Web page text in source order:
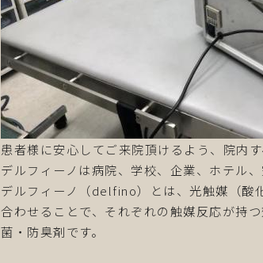
患者様に安心してご来院頂けるよう、院内
デルフィーノは病院、学校、企業、ホテル
デルフィーノ（delfino）とは、光触媒（酸
合わせることで、それぞれの触媒反応が持
菌・防臭剤です。